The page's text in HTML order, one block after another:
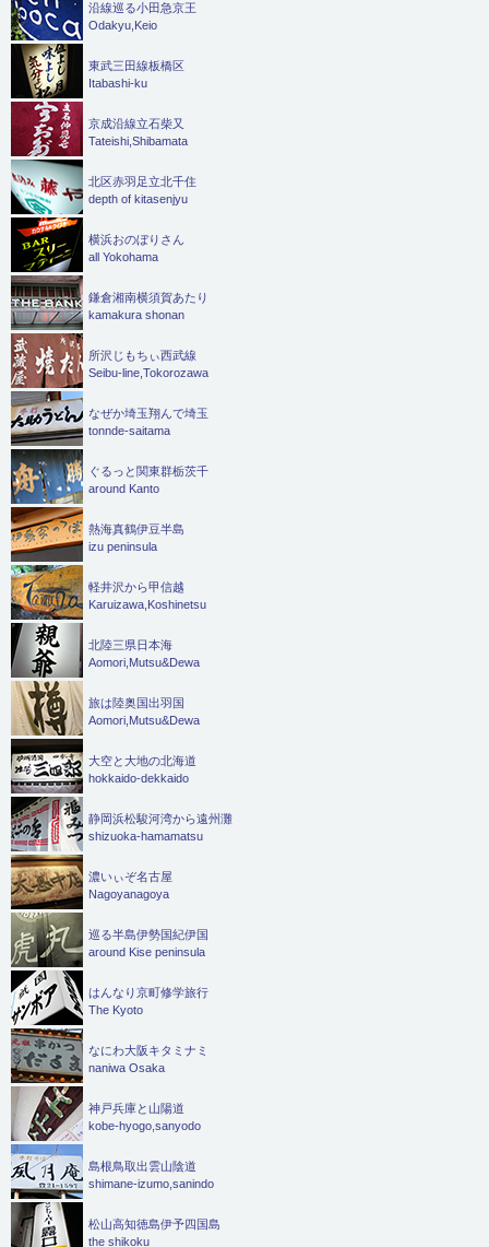
沿線巡る小田急京王
Odakyu,Keio
東武三田線板橋区
Itabashi-ku
京成沿線立石柴又
Tateishi,Shibamata
北区赤羽足立北千住
depth of kitasenjyu
横浜おのぼりさん
all Yokohama
鎌倉湘南横須賀あたり
kamakura shonan
所沢じもちぃ西武線
Seibu-line,Tokorozawa
なぜか埼玉翔んで埼玉
tonnde-saitama
ぐるっと関東群栃茨千
around Kanto
熱海真鶴伊豆半島
izu peninsula
軽井沢から甲信越
Karuizawa,Koshinetsu
北陸三県日本海
Aomori,Mutsu&Dewa
旅は陸奥国出羽国
Aomori,Mutsu&Dewa
大空と大地の北海道
hokkaido-dekkaido
静岡浜松駿河湾から遠州灘
shizuoka-hamamatsu
濃いぃぞ名古屋
Nagoyanagoya
巡る半島伊勢国紀伊国
around Kise peninsula
はんなり京町修学旅行
The Kyoto
なにわ大阪キタミナミ
naniwa Osaka
神戸兵庫と山陽道
kobe-hyogo,sanyodo
島根鳥取出雲山陰道
shimane-izumo,sanindo
松山高知徳島伊予四国島
the shikoku